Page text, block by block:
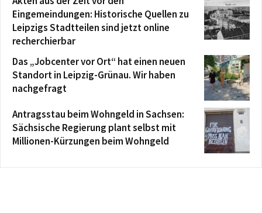
Eingemeindungen: Historische Quellen zu
Leipzigs Stadtteilen sind jetzt online
recherchierbar
Das „Jobcenter vor Ort“ hat einen neuen
Standort in Leipzig-Grünau. Wir haben
nachgefragt
Antragsstau beim Wohngeld in Sachsen:
Sächsische Regierung plant selbst mit
Millionen-Kürzungen beim Wohngeld